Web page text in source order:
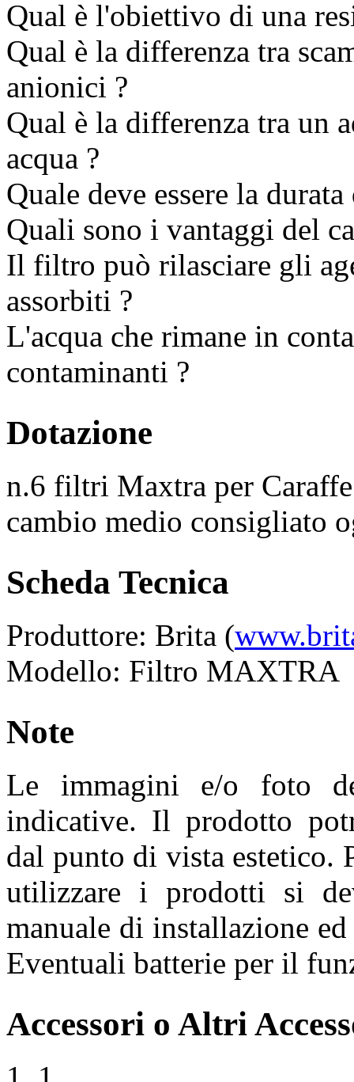
Qual è l'obiettivo di una
Qual è la differenza tra
anionici ?
Qual è la differenza tra un
acqua ?
Quale deve essere la
Quali sono i vantaggi del
Il filtro può rilasciare gli
assorbiti ?
L'acqua che rimane in
contaminanti ?
Dotazione
n.6 filtri Maxtra per
cambio medio consigliato
Scheda Tecnica
Produttore: Brita (
Modello: Filtro MAXTRA
Note
Le immagini e/o foto
indicative. Il prodotto
dal punto di vista estetico.
utilizzare i prodotti si
manuale di installazione
Eventuali batterie per il
Accessori o Altri